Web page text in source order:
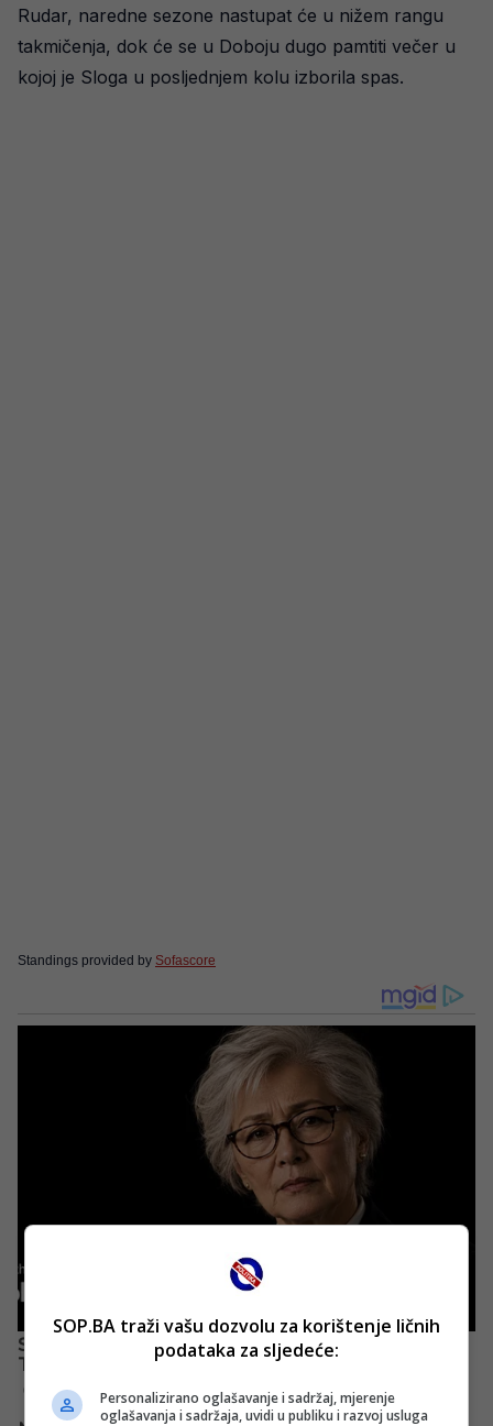
Rudar, naredne sezone nastupat će u nižem rangu
takmičenja, dok će se u Doboju dugo pamtiti večer u
kojoj je Sloga u posljednjem kolu izborila spas.
Standings provided by Sofascore
SOP.BA traži vašu dozvolu za korištenje ličnih
podataka za sljedeće:
Personalizirano oglašavanje i sadržaj, mjerenje
oglašavanja i sadržaja, uvidi u publiku i razvoj usluga